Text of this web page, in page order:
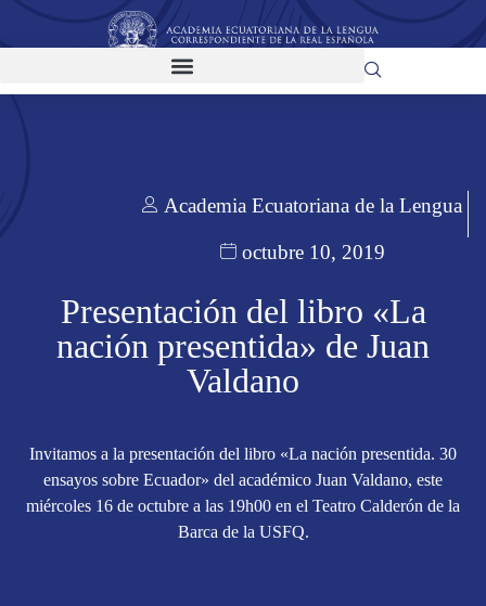
Academia Ecuatoriana de la Lengua
octubre 10, 2019
Presentación del libro «La
nación presentida» de Juan
Valdano
Invitamos a la presentación del libro «La nación presentida. 30
ensayos sobre Ecuador» del académico Juan Valdano, este
miércoles 16 de octubre a las 19h00 en el Teatro Calderón de la
Barca de la USFQ.